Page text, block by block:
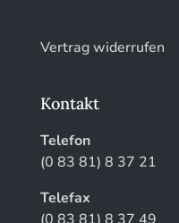
Vertrag widerrufen
Kontakt
Telefon
(0 83 81) 8 37 21
Telefax